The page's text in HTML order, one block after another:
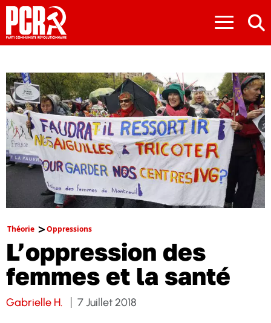
≡
Théorie Oppressions
L’oppression des
femmes et la santé
Gabrielle H. 7 Juillet 2018